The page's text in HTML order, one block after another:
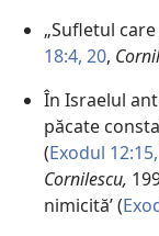
„Sufletul
18:4, 20,
În Israelul
păcate
(Exodul 12:15,
Cornilescu,
nimicită’ (